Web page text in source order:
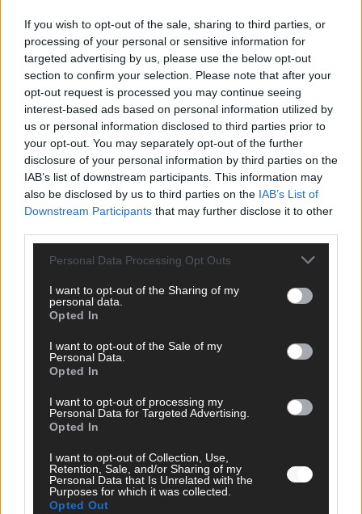
If you wish to opt-out of the sale, sharing to third parties, or
processing of your personal or sensitive information for
targeted advertising by us, please use the below opt-out
section to confirm your selection. Please note that after your
opt-out request is processed you may continue seeing
interest-based ads based on personal information utilized by
us or personal information disclosed to third parties prior to
your opt-out. You may separately opt-out of the further
disclosure of your personal information by third parties on the
IAB’s list of downstream participants. This information may
also be disclosed by us to third parties on the IAB’s List of
Downstream Participants that may further disclose it to other
Personal Data Processing Opt Outs
I want to opt-out of the Sharing of my
personal data.
Opted In
I want to opt-out of the Sale of my
Personal Data.
Opted In
I want to opt-out of processing my
Personal Data for Targeted Advertising.
Opted In
I want to opt-out of Collection, Use,
Retention, Sale, and/or Sharing of my
Personal Data that Is Unrelated with the
Purposes for which it was collected.
Opted Out
AD
FOLGE UNS BEI FACEBOOK
MEDIATHEK
Trump erklärt Antifa zur „Terrororganisation“